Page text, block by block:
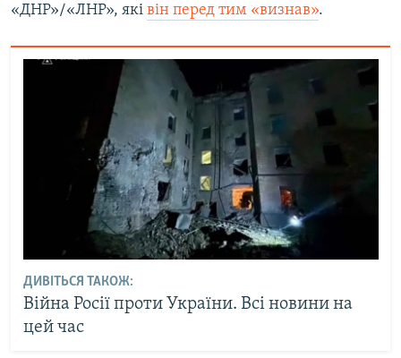
«ДНР»/«ЛНР», які він перед тим «визнав».
ДИВІТЬСЯ ТАКОЖ:
Війна Росії проти України. Всі новини на
цей час